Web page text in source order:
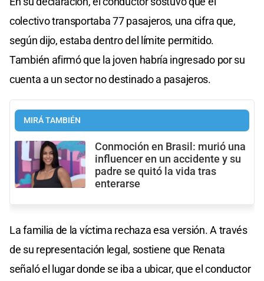
colectivo transportaba 77 pasajeros, una cifra que,
según dijo, estaba dentro del límite permitido.
También afirmó que la joven habría ingresado por su
cuenta a un sector no destinado a pasajeros.
MIRÁ TAMBIÉN
Conmoción en Brasil: murió una
influencer en un accidente y su
padre se quitó la vida tras
enterarse
La familia de la víctima rechaza esa versión. A través
de su representación legal, sostiene que Renata
señaló el lugar donde se iba a ubicar, que el conductor